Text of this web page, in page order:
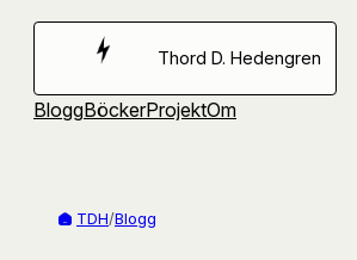
Hoppa
Thord D. Hedengren
BloggBöckerProjektOm
TDH/Blogg